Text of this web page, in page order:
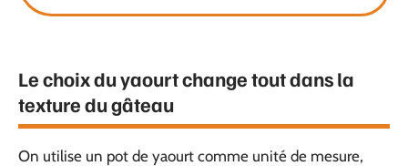
Le choix du yaourt change tout dans la
texture du gâteau
On utilise un pot de yaourt comme unité de mesure,